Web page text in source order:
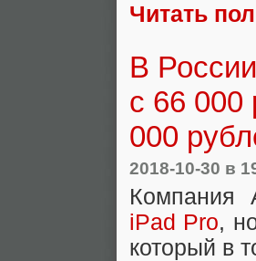
Читать
В
с 66
000
2018-10-30 в
Компания
iPad Pro,
который в